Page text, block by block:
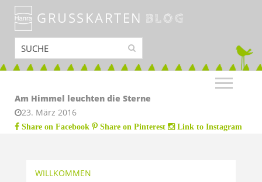
GRUSSKARTEN BLOG
Am Himmel leuchten die Sterne
23. März 2016
Share on Facebook Share on Pinterest Link to Instagram
WILLKOMMEN